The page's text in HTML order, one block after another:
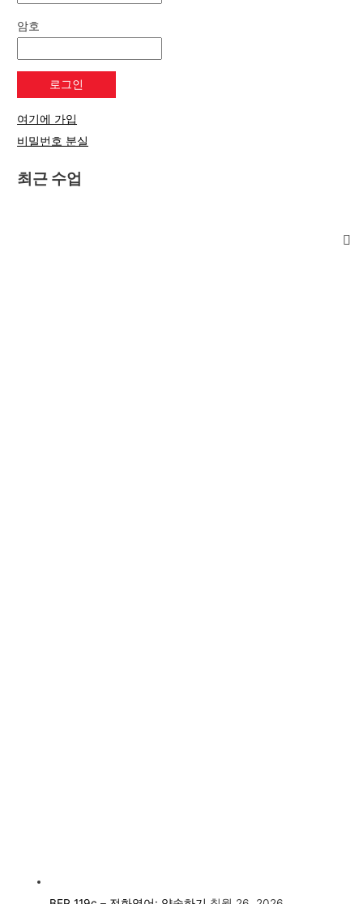
암호
여기에 가입
비밀번호 분실
최근 수업